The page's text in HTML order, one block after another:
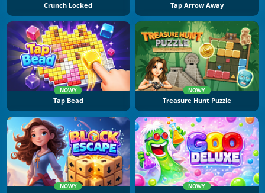
Crunch Locked Tap Arrow Away
NOWY
Tap Bead
NOWY
Treasure Hunt Puzzle
NOWY NOWY